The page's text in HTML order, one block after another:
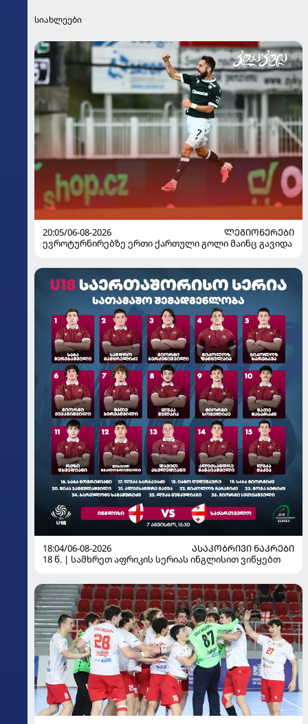
სიახლეები
20:05/06-08-2026
ᲚᲔᲒᲘᲝᲜᲔᲠᲔᲑᲘ
ევროტურნირებზე ერთი ქართული გოლი მაინც გავიდა
18:04/06-08-2026
ᲐᲡᲐᲙᲝᲑᲠᲘᲕᲘ ᲜᲐᲙᲠᲔᲑᲘ
18 წ. | სამხრეთ აფრიკის სერიას ინგლისით ვიწყებთ